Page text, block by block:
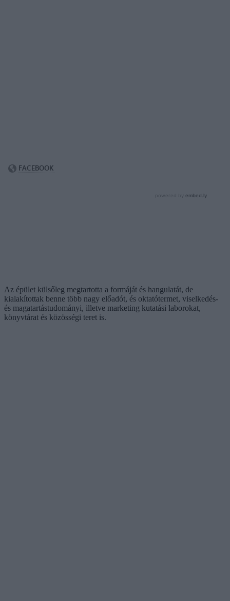
Az épület külsőleg megtartotta a formáját és hangulatát, de
kialakítottak benne több nagy előadót, és oktatótermet, viselkedés-
és magatartástudományi, illetve marketing kutatási laborokat,
könyvtárat és közösségi teret is.